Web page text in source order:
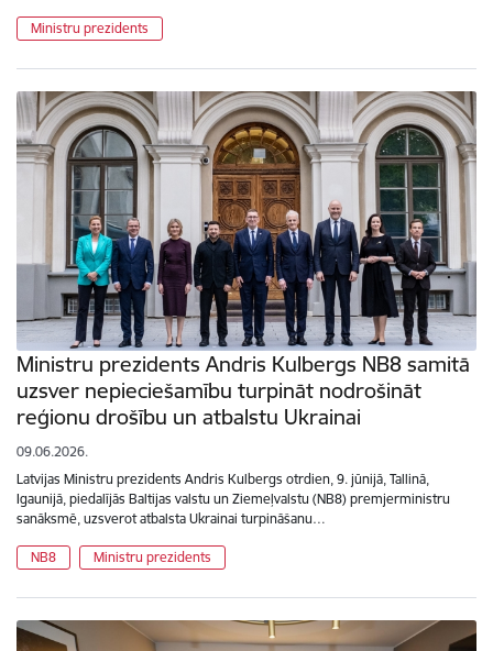
Ministru prezidents
Ministru prezidents Andris Kulbergs NB8 samitā
uzsver nepieciešamību turpināt nodrošināt
reģionu drošību un atbalstu Ukrainai
09.06.2026.
Latvijas Ministru prezidents Andris Kulbergs otrdien, 9. jūnijā, Tallinā,
Igaunijā, piedalījās Baltijas valstu un Ziemeļvalstu (NB8) premjerministru
sanāksmē, uzsverot atbalsta Ukrainai turpināšanu…
NB8 Ministru prezidents